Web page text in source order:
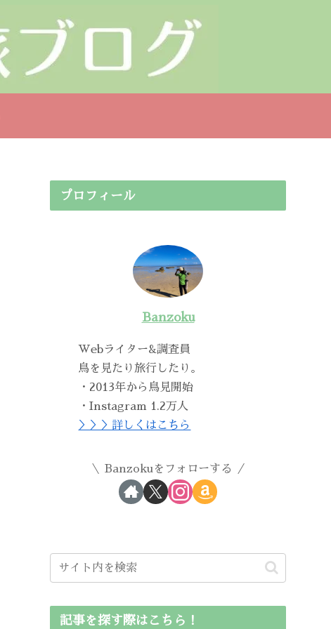
プロフィール
Banzoku
Webライター&調査員
鳥を見たり旅行したり。
・2013年から鳥見開始
・Instagram 1.2万人
＞＞＞詳しくはこちら
Banzokuをフォローする
記事を探す際はこちら！